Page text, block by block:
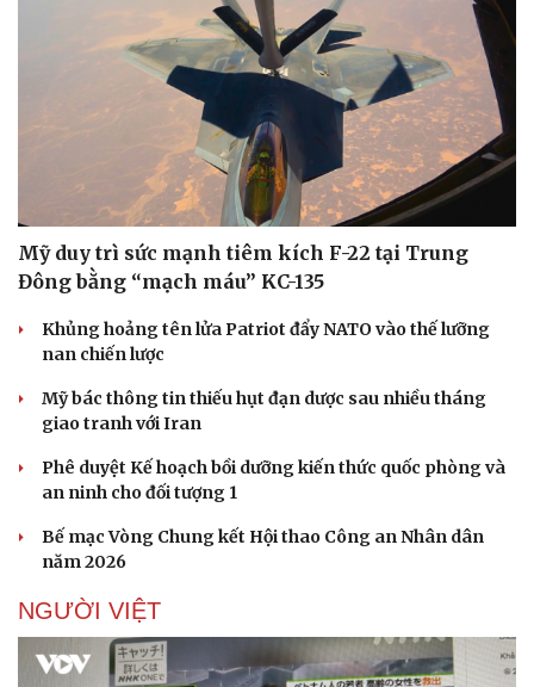
Mỹ duy trì sức mạnh tiêm kích F-22 tại Trung
Đông bằng “mạch máu” KC-135
Khủng hoảng tên lửa Patriot đẩy NATO vào thế lưỡng
nan chiến lược
Mỹ bác thông tin thiếu hụt đạn dược sau nhiều tháng
giao tranh với Iran
Phê duyệt Kế hoạch bồi dưỡng kiến thức quốc phòng và
an ninh cho đối tượng 1
Bế mạc Vòng Chung kết Hội thao Công an Nhân dân
năm 2026
NGƯỜI VIỆT